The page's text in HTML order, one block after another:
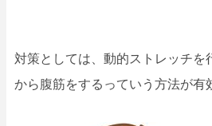
対策としては、動的ストレッチを
から腹筋をするっていう方法が有